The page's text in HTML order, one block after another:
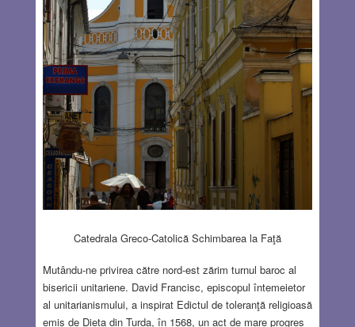
Catedrala Greco-Catolică Schimbarea la Faţă
Mutându-ne privirea către nord-est zărim turnul baroc al
bisericii unitariene. David Francisc, episcopul întemeietor
al unitarianismului, a inspirat Edictul de toleranţă religioasă
emis de Dieta din Turda, în 1568, un act de mare progres